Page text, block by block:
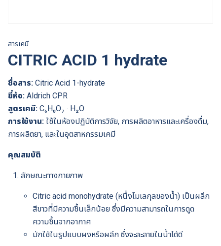
สารเคมี
CITRIC ACID 1 hydrate
ชื่อสาร: Citric Acid 1-hydrate
ยี่ห้อ: Aldrich CPR
สูตรเคมี: C₆H₈O₇ · H₂O
การใช้งาน: ใช้ในห้องปฏิบัติการวิจัย, การผลิตอาหารและเครื่องดื่ม,
การผลิตยา, และในอุตสาหกรรมเคมี
คุณสมบัติ
ลักษณะทางกายภาพ
Citric acid monohydrate (หนึ่งโมเลกุลของน้ำ) เป็นผลึก
สีขาวที่มีความชื้นเล็กน้อย ซึ่งมีความสามารถในการดูด
ความชื้นจากอากาศ
มักใช้ในรูปแบบผงหรือผลึก ซึ่งจะละลายในน้ำได้ดี